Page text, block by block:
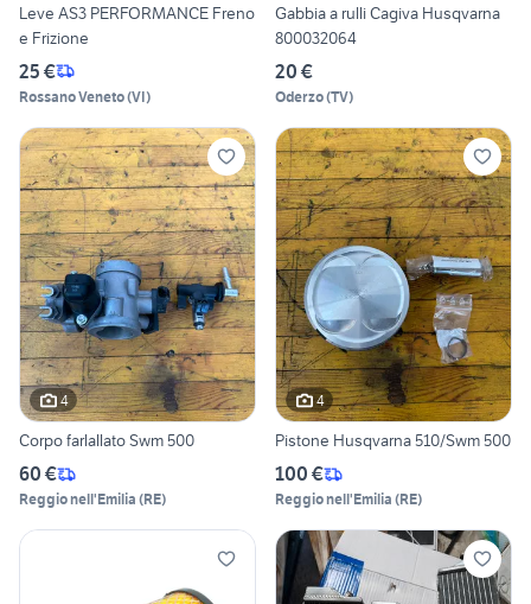
Leve AS3 PERFORMANCE Freno
e Frizione
25 €
Rossano Veneto(VI)
Gabbia a rulli Cagiva Husqvarna
800032064
20 €
Oderzo(TV)
4
Corpo farlallato Swm 500
60 €
Reggio nell'Emilia (RE)
4
Pistone Husqvarna 510/Swm 500
100 €
Reggio nell'Emilia (RE)